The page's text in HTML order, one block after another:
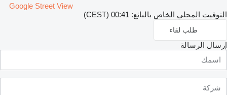
Google Street View
التوقيت المحلي الخاص بالبائع: 00:41 (CEST)
طلب لقاء
إرسال الرسالة